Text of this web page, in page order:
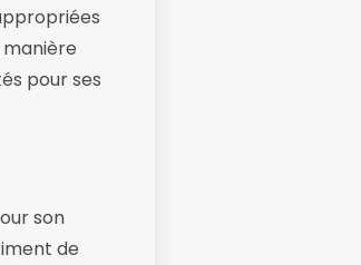
pour ses
son
de